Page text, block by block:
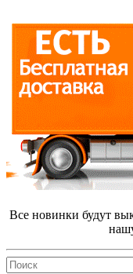
Все новинки будут